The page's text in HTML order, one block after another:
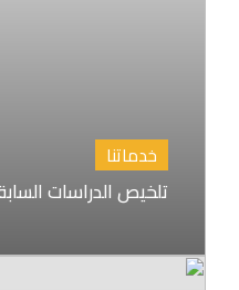
خدماتنا
تلخيص الدراسات السابقة